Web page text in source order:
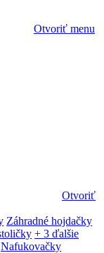
Otvoriť menu
Otvoriť
Záhradné hojdačky
+ 3 ďalšie
Nafukovačky